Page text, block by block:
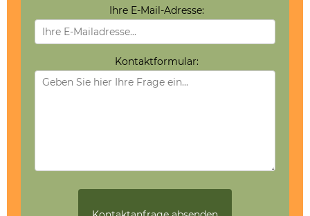
Ihre E-Mail-Adresse:
Kontaktformular: